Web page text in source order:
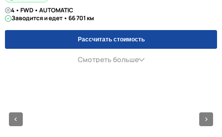
4 • FWD • AUTOMATIC
Заводится и едет • 66 701 км
Рассчитать стоимость
Смотреть больше